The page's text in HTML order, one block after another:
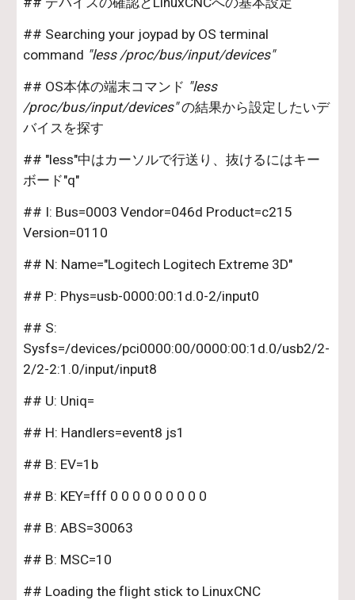
## Searching your joypad by OS terminal
command "less /proc/bus/input/devices"
## OS本体の端末コマンド "less
/proc/bus/input/devices" の結果から設定したいデ
バイスを探す
## "less"中はカーソルで行送り、抜けるにはキー
ボード"q"
## I: Bus=0003 Vendor=046d Product=c215
Version=0110
## N: Name="Logitech Logitech Extreme 3D"
## P: Phys=usb-0000:00:1d.0-2/input0
## S:
Sysfs=/devices/pci0000:00/0000:00:1d.0/usb2/2-
2/2-2:1.0/input/input8
## U: Uniq=
## H: Handlers=event8 js1
## B: EV=1b
## B: KEY=fff 0 0 0 0 0 0 0 0 0
## B: ABS=30063
## B: MSC=10
## Loading the flight stick to LinuxCNC